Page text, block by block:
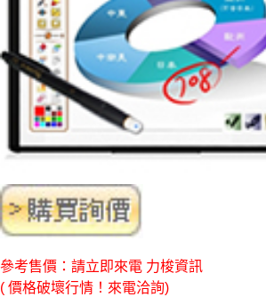
參考售價：請立即來電 力梭資訊
( 價格破壞行情！來電洽詢)